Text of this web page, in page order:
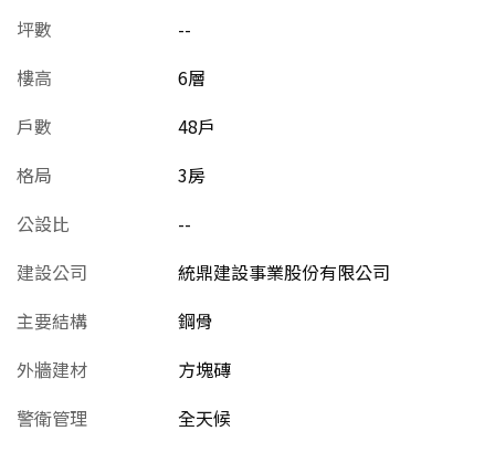
坪數
--
樓高
6層
戶數
48戶
格局
3房
公設比
--
建設公司
統鼎建設事業股份有限公司
主要結構
鋼骨
外牆建材
方塊磚
警衛管理
全天候